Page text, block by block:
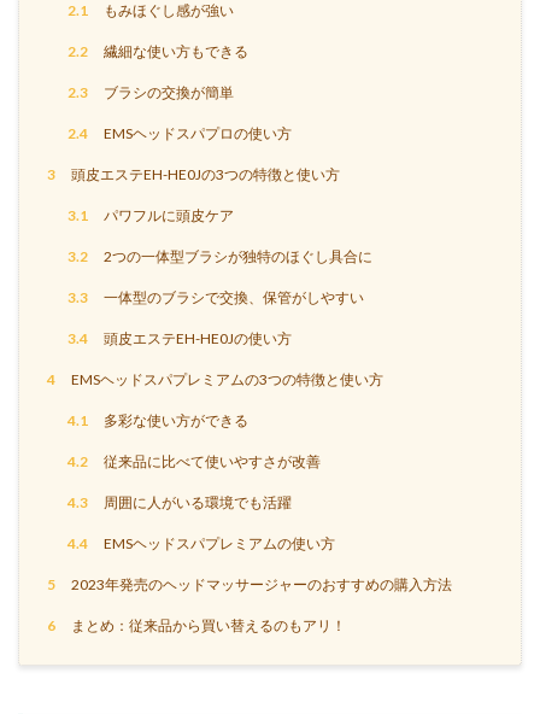
2.1 もみほぐし感が強い
2.2 繊細な使い方もできる
2.3 ブラシの交換が簡単
2.4 EMSヘッドスパプロの使い方
3 頭皮エステEH-HE0Jの3つの特徴と使い方
3.1 パワフルに頭皮ケア
3.2 2つの一体型ブラシが独特のほぐし具合に
3.3 一体型のブラシで交換、保管がしやすい
3.4 頭皮エステEH-HE0Jの使い方
4 EMSヘッドスパプレミアムの3つの特徴と使い方
4.1 多彩な使い方ができる
4.2 従来品に比べて使いやすさが改善
4.3 周囲に人がいる環境でも活躍
4.4 EMSヘッドスパプレミアムの使い方
5 2023年発売のヘッドマッサージャーのおすすめの購入方法
6 まとめ：従来品から買い替えるのもアリ！